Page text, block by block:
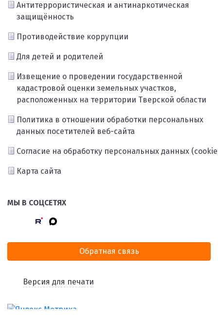
Антитеррористическая и антинаркотическая
защищённость
Противодействие коррупции
Для детей и родителей
Извещение о проведении государственной
кадастровой оценки земельных участков,
расположенных на территории Тверской области
Политика в отношении обработки персональных
данных посетителей веб-сайта
Согласие на обработку персональных данных
Карта сайта
МЫ В СОЦСЕТЯХ
Обратная связь
Версия для печати